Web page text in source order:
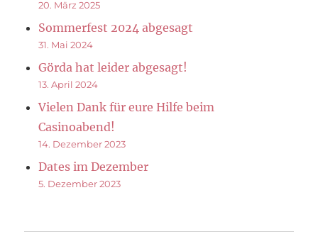
20. März 2025
Sommerfest 2024 abgesagt
31. Mai 2024
Görda hat leider abgesagt!
13. April 2024
Vielen Dank für eure Hilfe beim
Casinoabend!
14. Dezember 2023
Dates im Dezember
5. Dezember 2023